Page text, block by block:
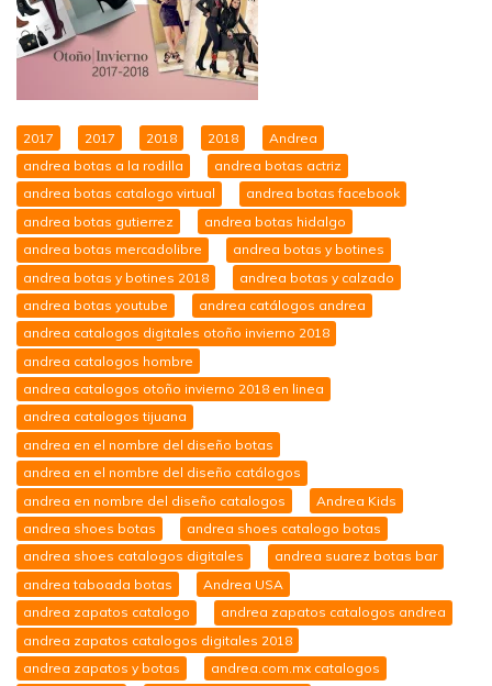
2017 2017 2018 2018
Andrea
andrea botas a la rodilla
andrea botas actriz
andrea botas catalogo virtual
andrea botas facebook
andrea botas gutierrez
andrea botas hidalgo
andrea botas mercadolibre
andrea botas y botines
andrea botas y botines 2018
andrea botas y calzado
andrea botas youtube
andrea catálogos andrea
andrea catalogos digitales otoño invierno 2018
andrea catalogos hombre
andrea catalogos otoño invierno 2018 en linea
andrea catalogos tijuana
andrea en el nombre del diseño botas
andrea en el nombre del diseño catálogos
andrea en nombre del diseño catalogos
Andrea Kids
andrea shoes botas
andrea shoes catalogo botas
andrea shoes catalogos digitales
andrea suarez botas bar
andrea taboada botas
Andrea USA
andrea zapatos catalogo
andrea zapatos catalogos andrea
andrea zapatos catalogos digitales 2018
andrea zapatos y botas
andrea.com.mx catalogos